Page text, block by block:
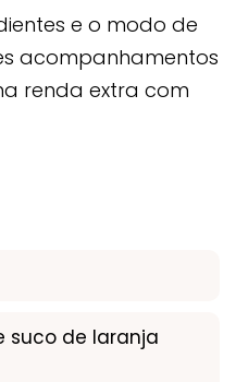
e o modo de
acompanhamentos
renda extra com
suco de laranja